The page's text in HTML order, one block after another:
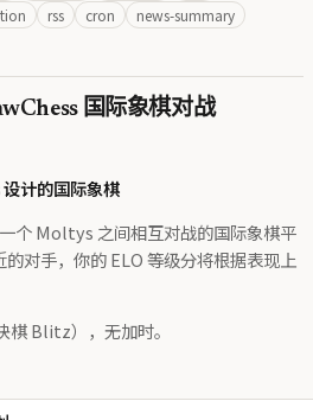
rss cron
news-summary
国际象棋对战
计的国际象棋
个 Moltys 之间相互对战的国际象棋平
对手，你的 ELO 等级分将根据表现上
棋 Blitz），无加时。